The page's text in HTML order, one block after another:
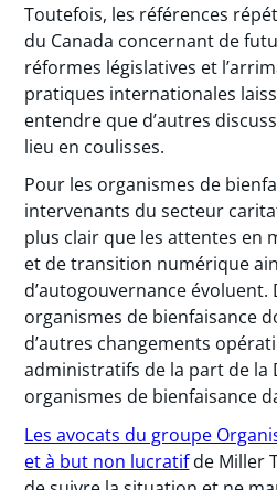
Toutefois, les références
du Canada concernant de
réformes législatives et
pratiques internationales
entendre que d’autres
lieu en coulisses.
Pour les organismes de
intervenants du secteur
plus clair que les attentes en
et de transition numérique
d’autogouvernance évoluent.
organismes de bienfaisance
d’autres changements
administratifs de la part de la
organismes de bienfaisance
Les avocats du groupe
et à but non lucratifde Miller